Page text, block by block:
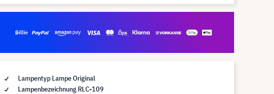
Lampentyp Lampe Original
Lampenbezeichnung RLC-109